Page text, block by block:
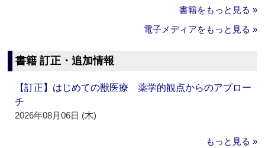
書籍をもっと見る »
電子メディアをもっと見る »
書籍 訂正・追加情報
【訂正】はじめての獣医療 薬学的観点からのアプロー
チ
2026年08月06日 (木)
もっと見る »